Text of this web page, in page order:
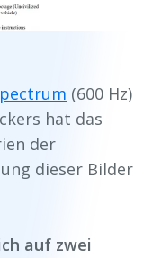
(600 Hz)
hat das
der
dieser Bilder
auf zwei